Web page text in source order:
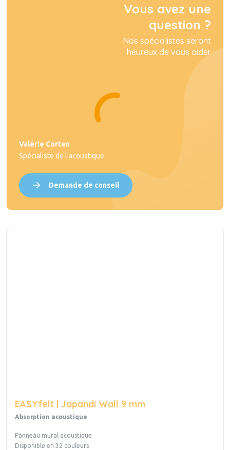
Vous avez une
question ?
Nos spécialistes seront
heureux de vous aider
Valérie Corten
Spécialiste de l'acoustique
Demande de conseil
EASYfelt | Japandi Wall 9 mm
Absorption acoustique
Panneau mural acoustique
Disponible en 32 couleurs